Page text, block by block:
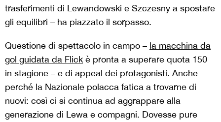
trasferimenti di Lewandowski e Szczesny a spostare
gli equilibri – ha piazzato il sorpasso.
Questione di spettacolo in campo – la macchina da
gol guidata da Flick è pronta a superare quota 150
in stagione – e di appeal dei protagonisti. Anche
perché la Nazionale polacca fatica a trovarne di
nuovi: così ci si continua ad aggrappare alla
generazione di Lewa e compagni. Dovesse pure